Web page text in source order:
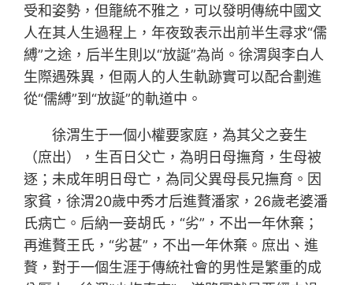
受和姿勢，但籠統不雅之，可以發明傳統中國文
人在其人生過程上，年夜致表示出前半生尋求“儒
縛”之途，后半生則以“放誕”為尚。徐渭與李白人
生際遇殊異，但兩人的人生軌跡實可以配合劃進
從“儒縛”到“放誕”的軌道中。
徐渭生于一個小權要家庭，為其父之妾生
（庶出），生百日父亡，為明日母撫育，生母被
逐；未成年明日母亡，為同父異母長兄撫育。因
家貧，徐渭20歲中秀才后進贅潘家，26歲老婆潘
氏病亡。后納一妾胡氏，“劣”，不出一年休棄；
再進贅王氏，“劣甚”，不出一年休棄。庶出、進
贅，對于一個生涯于傳統社會的男性是繁重的成